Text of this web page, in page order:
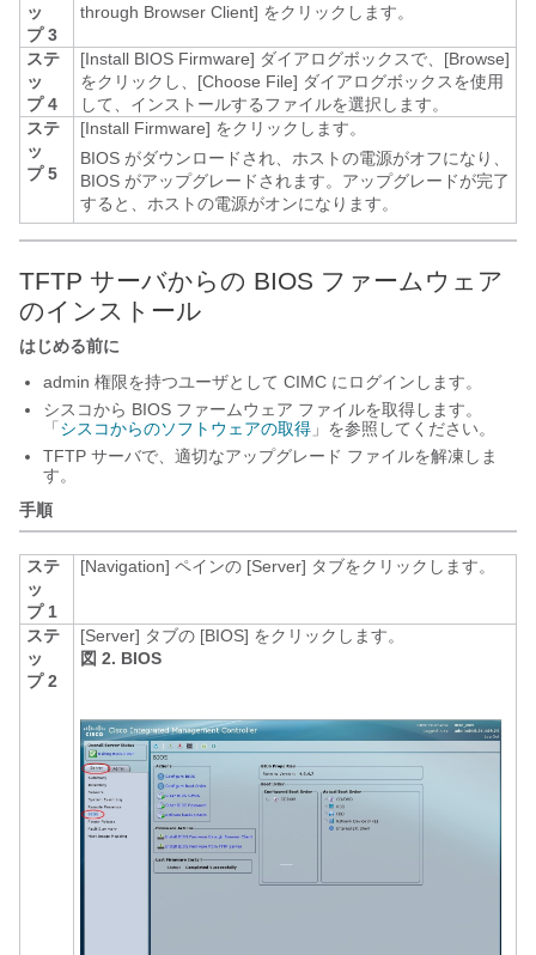
ッ
プ 3
through Browser Client] をクリックします。
ステ
ッ
プ 4
[Install BIOS Firmware] ダイアログボックスで、[Browse]
をクリックし、[Choose File] ダイアログボックスを使用
して、インストールするファイルを選択します。
ステ
ッ
プ 5
[Install Firmware] をクリックします。
BIOS がダウンロードされ、ホストの電源がオフになり、
BIOS がアップグレードされます。アップグレードが完了
すると、ホストの電源がオンになります。
TFTP サーバからの BIOS ファームウェア
のインストール
はじめる前に
admin 権限を持つユーザとして CIMC にログインします。
シスコから BIOS ファームウェア ファイルを取得します。
「 シスコからのソフトウェアの取得 」を参照してください。
TFTP サーバで、適切なアップグレード ファイルを解凍しま
す。
手順
ステ
ッ
プ 1
[Navigation] ペインの [Server] タブをクリックします。
ステ
ッ
プ 2
[Server] タブの [BIOS] をクリックします。
図 2. BIOS